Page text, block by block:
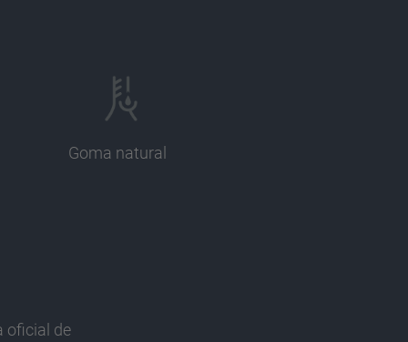
Goma natural
oficial de